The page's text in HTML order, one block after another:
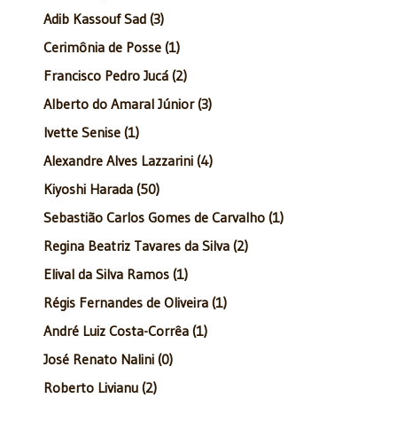
Adib Kassouf Sad (3)
Cerimônia de Posse (1)
Francisco Pedro Jucá (2)
Alberto do Amaral Júnior (3)
Ivette Senise (1)
Alexandre Alves Lazzarini (4)
Kiyoshi Harada (50)
Sebastião Carlos Gomes de Carvalho (1)
Regina Beatriz Tavares da Silva (2)
Elival da Silva Ramos (1)
Régis Fernandes de Oliveira (1)
André Luiz Costa-Corrêa (1)
José Renato Nalini (0)
Roberto Livianu (2)